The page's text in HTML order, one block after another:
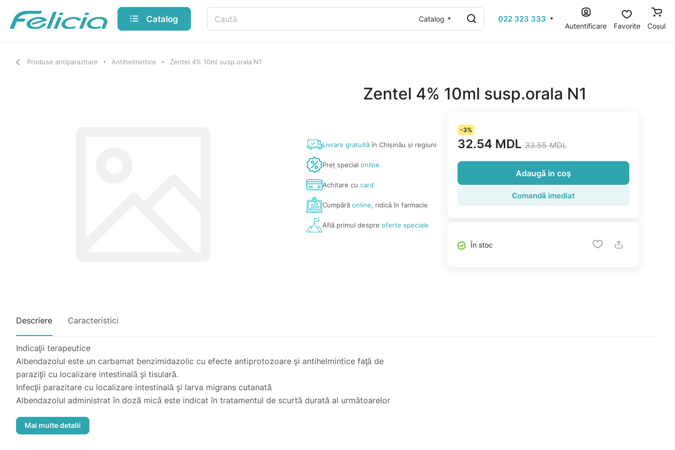
Catalog Catalog 022 323 333
Autentificare Favorite Coșul
Produse antiparazitare Antihelmintice Zentel 4% 10ml susp.orala N1
Zentel 4% 10ml susp.orala N1
Livrare gratuităîn Chișinău și regiuni
Preț specialonline
Achitare cucard
Cumpărăonline, ridică în farmacie
Află primul despreoferte speciale
-3%
32.54 MDL 33.55 MDL
Adaugă in coş
Comandă imediat
În stoc
Descriere Caracteristici
Indicaţii terapeutice
Albendazolul este un carbamat benzimidazolic cu efecte antiprotozoare şi antihelmintice faţă de
paraziţii cu localizare intestinală şi tisulară.
Infecţii parazitare cu localizare intestinală şi larva migrans cutanată
Albendazolul administrat în doză mică este indicat în tratamentul de scurtă durată al următoarelor
- oxiurază (Enterobius vermicularis);